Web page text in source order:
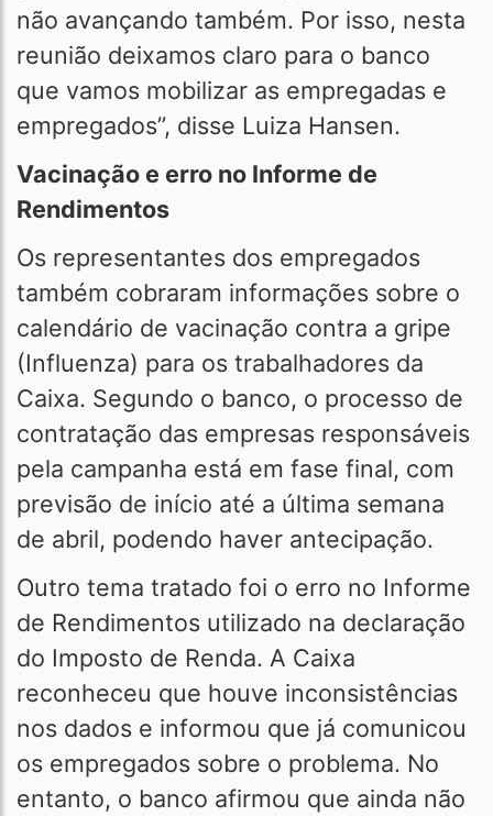
não avançando também. Por isso, nesta
reunião deixamos claro para o banco
que vamos mobilizar as empregadas e
empregados”, disse Luiza Hansen.
Vacinação e erro no Informe de
Rendimentos
Os representantes dos empregados
também cobraram informações sobre o
calendário de vacinação contra a gripe
(Influenza) para os trabalhadores da
Caixa. Segundo o banco, o processo de
contratação das empresas responsáveis
pela campanha está em fase final, com
previsão de início até a última semana
de abril, podendo haver antecipação.
Outro tema tratado foi o erro no Informe
de Rendimentos utilizado na declaração
do Imposto de Renda. A Caixa
reconheceu que houve inconsistências
nos dados e informou que já comunicou
os empregados sobre o problema. No
entanto, o banco afirmou que ainda não